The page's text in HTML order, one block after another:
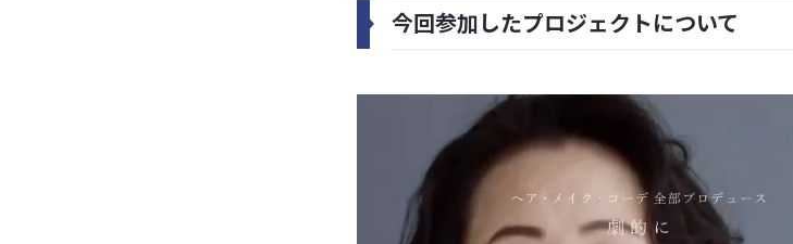
今回参加したプロジェクトについて